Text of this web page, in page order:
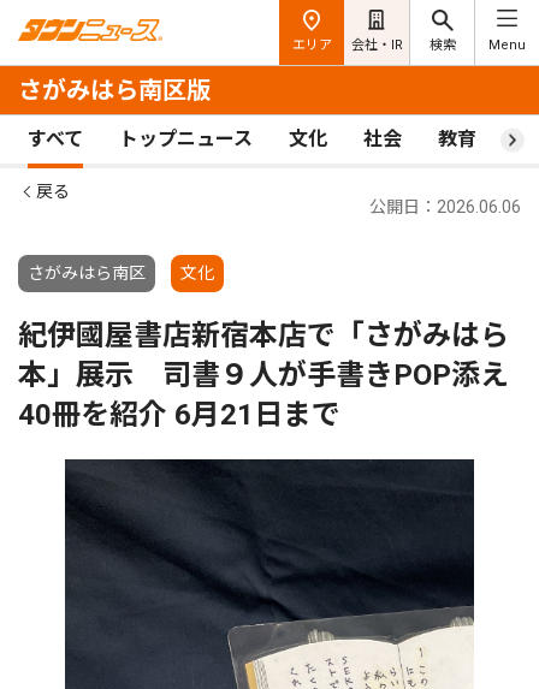
エリア 会社・IR 検索 Menu
さがみはら南区版
すべて トップニュース 文化 社会 教育 ス
戻る
さがみはら南区 文化
公開日：2026.06.06
紀伊國屋書店新宿本店で「さがみはら
本」展示 司書９人が手書きPOP添え
40冊を紹介 6月21日まで